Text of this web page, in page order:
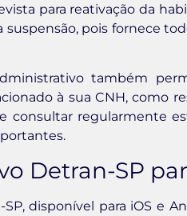
para reativação da
pois fornece
também
à sua CNH, como
consultar regularmente
Detran-SP
disponível para iOS e